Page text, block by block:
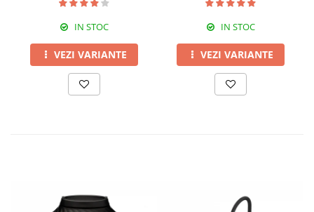
IN STOC
VEZI VARIANTE
IN STOC
VEZI VARIANTE